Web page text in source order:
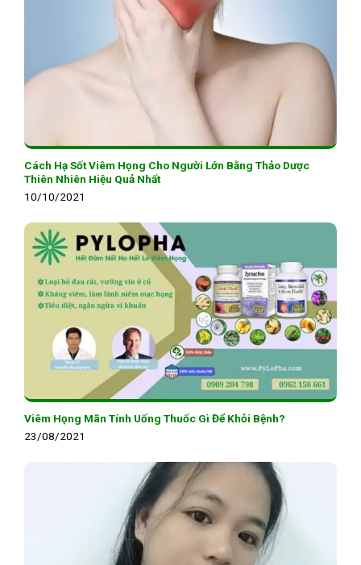
Cách Hạ Sốt Viêm Họng Cho Người Lớn Bằng Thảo Dược
Thiên Nhiên Hiệu Quả Nhất
10/10/2021
Viêm Họng Mãn Tính Uống Thuốc Gì Để Khỏi Bệnh?
23/08/2021